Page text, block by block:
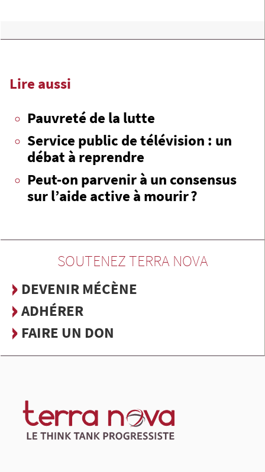
Lire aussi
Pauvreté de la lutte
Service public de télévision : un
débat à reprendre
Peut-on parvenir à un consensus
sur l’aide active à mourir ?
SOUTENEZ TERRA NOVA
DEVENIR MÉCÈNE
ADHÉRER
FAIRE UN DON